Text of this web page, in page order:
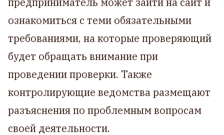
ознакомиться с теми обязательными
требованиями, на которые проверяющий
будет обращать внимание при
проведении проверки. Также
контролирующие ведомства размещают
разъяснения по проблемным вопросам
своей деятельности.